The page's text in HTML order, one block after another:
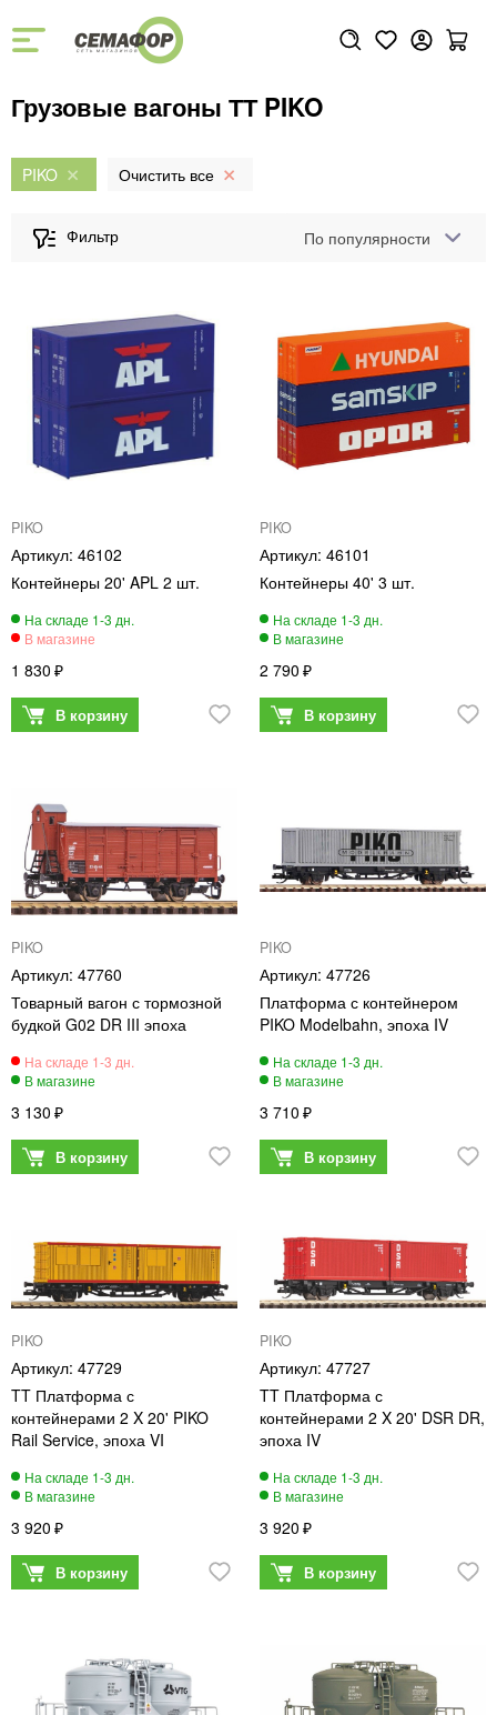
Грузовые вагоны ТТ PIKO
PIKO
По популярности
PIKO
46102
Контейнеры 20' APL 2 шт.
1 830
PIKO
46101
Контейнеры 40' 3 шт.
2 790
PIKO
47760
Товарный вагон с тормозной
будкой G02 DR III эпоха
3 130
PIKO
47726
Платформа с контейнером
PIKO Modelbahn, эпоха IV
3 710
PIKO
47729
TT Платформа с
контейнерами 2 X 20' PIKO
Rail Service, эпоха VI
3 920
PIKO
47727
TT Платформа с
контейнерами 2 X 20' DSR DR,
эпоха IV
3 920